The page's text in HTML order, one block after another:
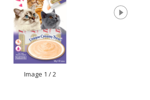
Image 1 / 2